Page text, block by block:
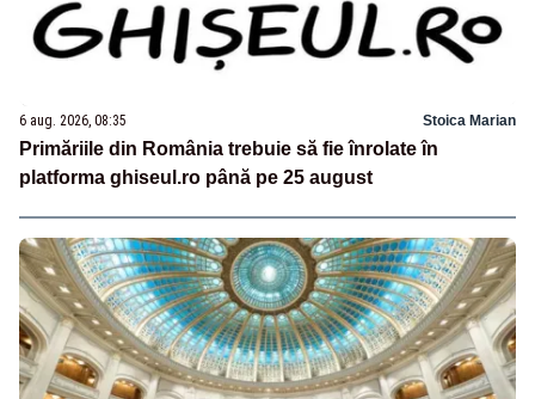
6 aug. 2026, 08:35 Stoica Marian
Primăriile din România trebuie să fie înrolate în
platforma ghiseul.ro până pe 25 august